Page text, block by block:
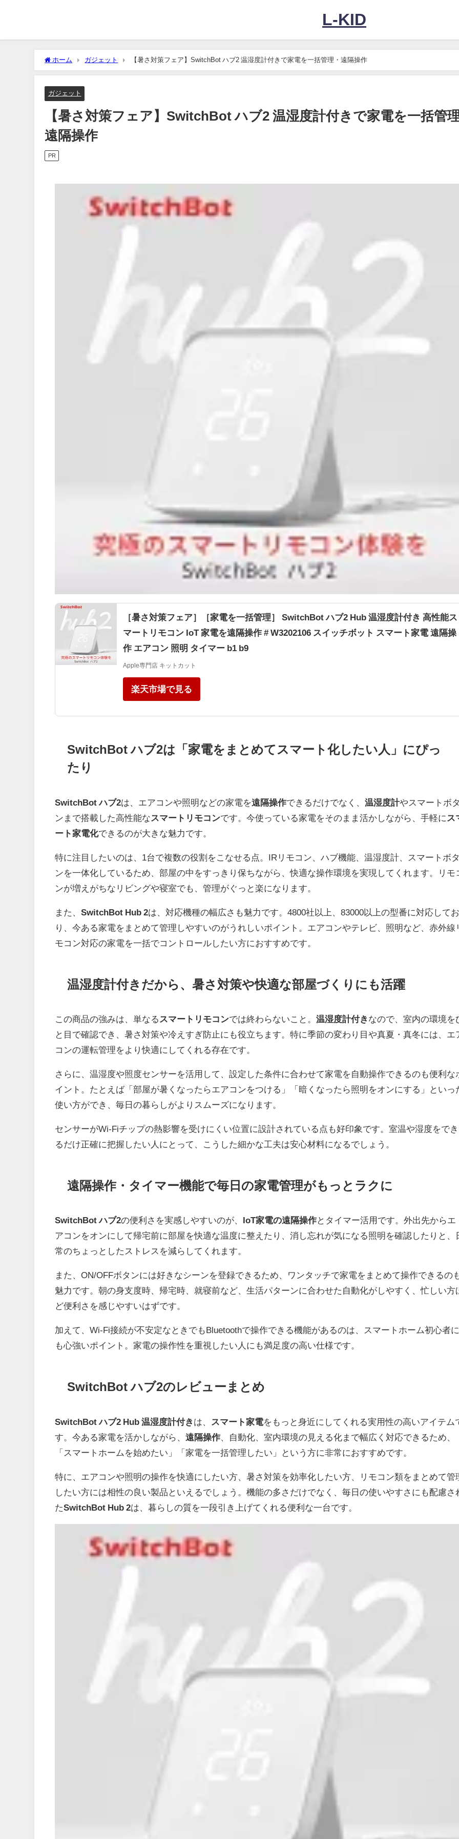
L-KID
ホーム ガジェット 【暑さ対策フェア】SwitchBot ハブ2 温湿度計付きで家電を一括管理・遠隔操作
ガジェット
【暑さ対策フェア】SwitchBot ハブ2 温湿度計付きで家電を一括管理
遠隔操作
PR
［暑さ対策フェア］［家電を一括管理］ SwitchBot ハブ2 Hub 温湿度計付き 高性能ス
マートリモコン IoT 家電を遠隔操作 # W3202106 スイッチボット スマート家電 遠隔操
作 エアコン 照明 タイマー b1 b9
Apple専門店 キットカット
楽天市場で見る
SwitchBot ハブ2は「家電をまとめてスマート化したい人」にぴっ
たり
SwitchBot ハブ2は、エアコンや照明などの家電を遠隔操作できるだけでなく、温湿度計やスマートボタ
ンまで搭載した高性能なスマートリモコンです。今使っている家電をそのまま活かしながら、手軽に ス
ート家電化できるのが大きな魅力です。
特に注目したいのは、1台で複数の役割をこなせる点。IRリモコン、ハブ機能、温湿度計、スマートボタ
ンを一体化しているため、部屋の中をすっきり保ちながら、快適な操作環境を実現してくれます。リモ
ンが増えがちなリビングや寝室でも、管理がぐっと楽になります。
また、SwitchBot Hub 2は、対応機種の幅広さも魅力です。4800社以上、83000以上の型番に対応してお
り、今ある家電をまとめて管理しやすいのがうれしいポイント。エアコンやテレビ、照明など、赤外線
モコン対応の家電を一括でコントロールしたい方におすすめです。
温湿度計付きだから、暑さ対策や快適な部屋づくりにも活躍
この商品の強みは、単なる スマートリモコンでは終わらないこと。温湿度計付き なので、室内の環境を
と目で確認でき、暑さ対策や冷えすぎ防止にも役立ちます。特に季節の変わり目や真夏・真冬には、エ
コンの運転管理をより快適にしてくれる存在です。
さらに、温湿度や照度センサーを活用して、設定した条件に合わせて家電を自動操作できるのも便利な
イント。たとえば「部屋が暑くなったらエアコンをつける」「暗くなったら照明をオンにする」といっ
使い方ができ、毎日の暮らしがよりスムーズになります。
センサーがWi-Fiチップの熱影響を受けにくい位置に設計されている点も好印象です。室温や湿度をでき
るだけ正確に把握したい人にとって、こうした細かな工夫は安心材料になるでしょう。
遠隔操作・タイマー機能で毎日の家電管理がもっとラクに
SwitchBot ハブ2の便利さを実感しやすいのが、 IoT家電の遠隔操作とタイマー活用です。外出先からエ
アコンをオンにして帰宅前に部屋を快適な温度に整えたり、消し忘れが気になる照明を確認したりと、
常のちょっとしたストレスを減らしてくれます。
また、ON/OFFボタンには好きなシーンを登録できるため、ワンタッチで家電をまとめて操作できるの
魅力です。朝の身支度時、帰宅時、就寝前など、生活パターンに合わせた自動化がしやすく、忙しい方
ど便利さを感じやすいはずです。
加えて、Wi-Fi接続が不安定なときでもBluetoothで操作できる機能があるのは、スマートホーム初心者に
も心強いポイント。家電の操作性を重視したい人にも満足度の高い仕様です。
SwitchBot ハブ2のレビューまとめ
SwitchBot ハブ2 Hub 温湿度計付き は、 スマート家電をもっと身近にしてくれる実用性の高いアイテム
す。今ある家電を活かしながら、遠隔操作 、自動化、室内環境の見える化まで幅広く対応できるため、
「スマートホームを始めたい」「家電を一括管理したい」という方に非常におすすめです。
特に、エアコンや照明の操作を快適にしたい方、暑さ対策を効率化したい方、リモコン類をまとめて管
したい方には相性の良い製品といえるでしょう。機能の多さだけでなく、毎日の使いやすさにも配慮さ
たSwitchBot Hub 2は、暮らしの質を一段引き上げてくれる便利な一台です。